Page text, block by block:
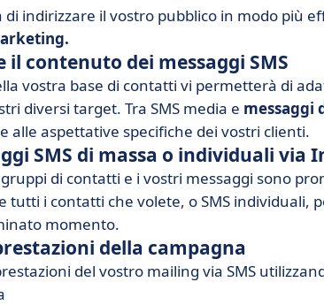
indirizzare il vostro pubblico in modo più
il contenuto dei messaggi SMS
vostra base di contatti vi permetterà di
diversi target. Tra SMS media e messaggi
alle aspettative specifiche dei vostri clienti.
SMS di massa o individuali via
di contatti e i vostri messaggi sono
tutti i contatti che volete, o SMS individuali,
momento.
della campagna
del vostro mailing via SMS